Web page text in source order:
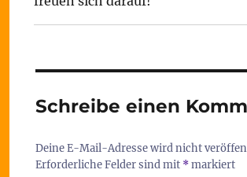
Schreibe einen
Deine E-Mail-Adresse wird nicht
Erforderliche Felder sind mit *markiert